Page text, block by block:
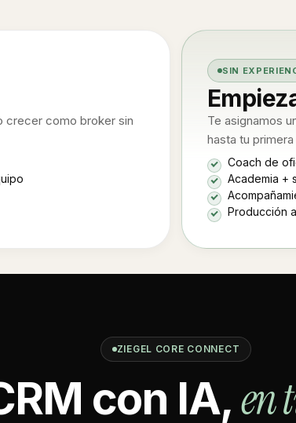
crecer como broker sin
SIN
Te asignamos
hasta tu
Coach de
Academia +
Producción
ZIEGEL CORE CONNECT
con IA,en